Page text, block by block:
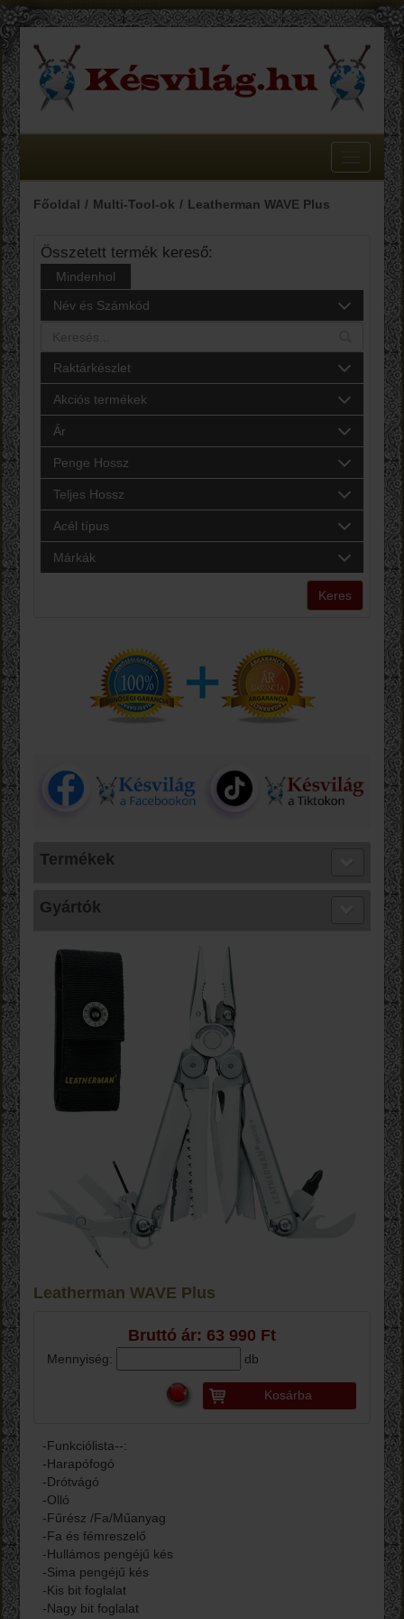
Toggle
Főoldal
Multi-Tool-ok Leatherman WAVE Plus
Összetett termék kereső:
Mindenhol
Név és Számkód
Raktárkészlet
Akciós termékek
Ár
Penge Hossz
Teljes Hossz
Acél típus
Márkák
Keres
Termékek
Gyártók
Leatherman WAVE Plus
Bruttó ár: 63 990 Ft
Mennyiség: db
Kosárba
-Funkciólista--:
-Harapófogó
-Drótvágó
-Olló
-Fűrész /Fa/Műanyag
-Fa és fémreszelő
-Hullámos pengéjű kés
-Sima pengéjű kés
-Kis bit foglalat
-Nagy bit foglalat